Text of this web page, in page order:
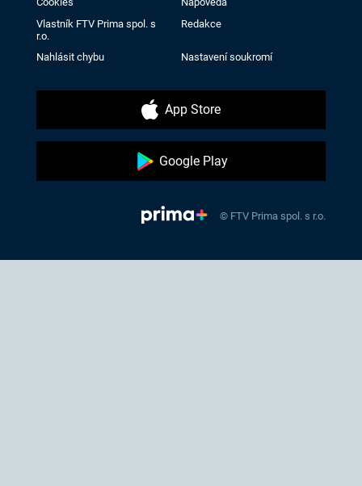
Vlastník FTV Prima spol. s
r.o.
Redakce
Nahlásit chybu Nastavení soukromí
App Store
Google Play
© FTV Prima spol. s r.o.